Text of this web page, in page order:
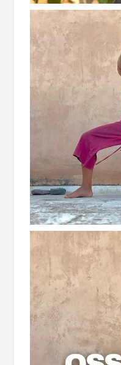
Iscriviti alla
ispirazioni,
esperienze di